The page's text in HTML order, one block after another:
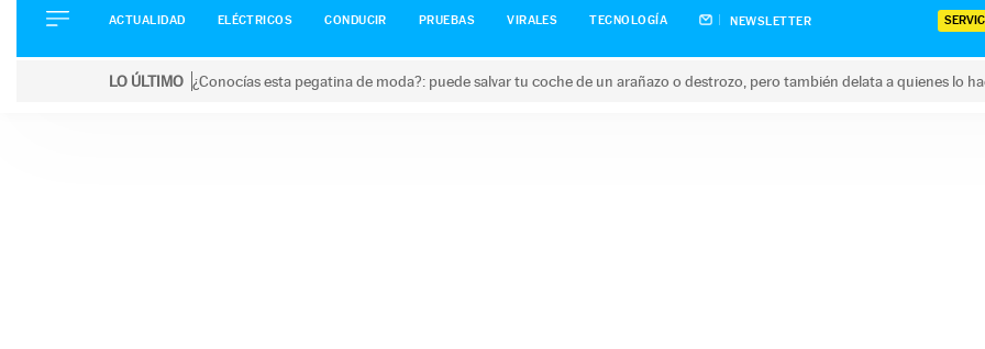
CONDUCIR
ACTUALIDAD ELÉCTRICOS CONDUCIR PRUEBAS VIRALES TECNOLOGÍA NEWSLETTER
LO ÚLTIMO ¿Conocías esta pegatina de moda?: puede salvar tu coche de un arañazo o destrozo, pero también delata a quienes lo